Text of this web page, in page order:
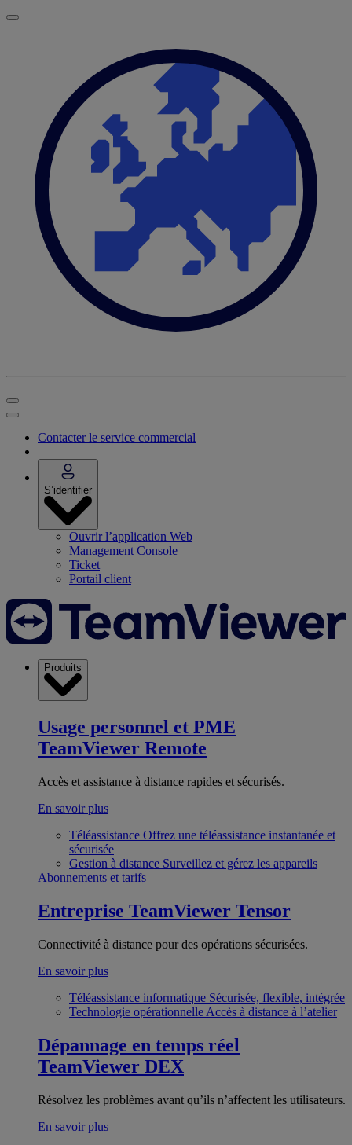
Contacter le service commercial
S’identifier
Ouvrir l’application Web
Management Console
Ticket
Portail client
Produits
Usage personnel et PME
TeamViewer Remote
Accès et assistance à distance rapides et sécurisés.
En savoir plus
Téléassistance Offrez une téléassistance instantanée et
sécurisée
Gestion à distance Surveillez et gérez les appareils
Abonnements et tarifs
Entreprise TeamViewer Tensor
Connectivité à distance pour des opérations sécurisées.
En savoir plus
Téléassistance informatique Sécurisée, flexible, intégrée
Technologie opérationnelle Accès à distance à l’atelier
Dépannage en temps réel
TeamViewer DEX
Résolvez les problèmes avant qu’ils n’affectent les utilisateurs.
En savoir plus